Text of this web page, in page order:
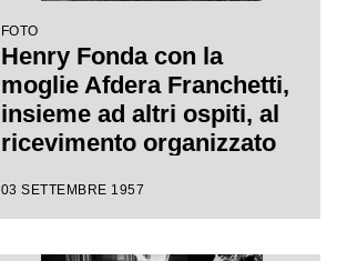
FOTO
Henry Fonda con la
moglie Afdera Franchetti,
insieme ad altri ospiti, al
ricevimento organizzato
di Maria Callas
03 SETTEMBRE 1957